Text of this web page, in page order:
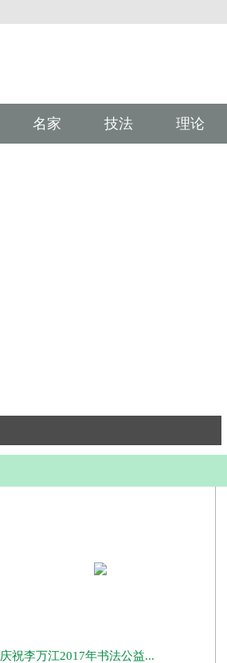
名家 技法 理论
庆祝李万江2017年书法公益...